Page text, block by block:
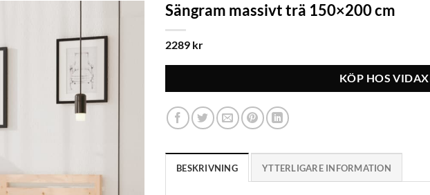
Sängram massivt trä 150×200 cm
2289 kr
KÖP HOS
BESKRIVNING YTTERLIGARE INFORMATION